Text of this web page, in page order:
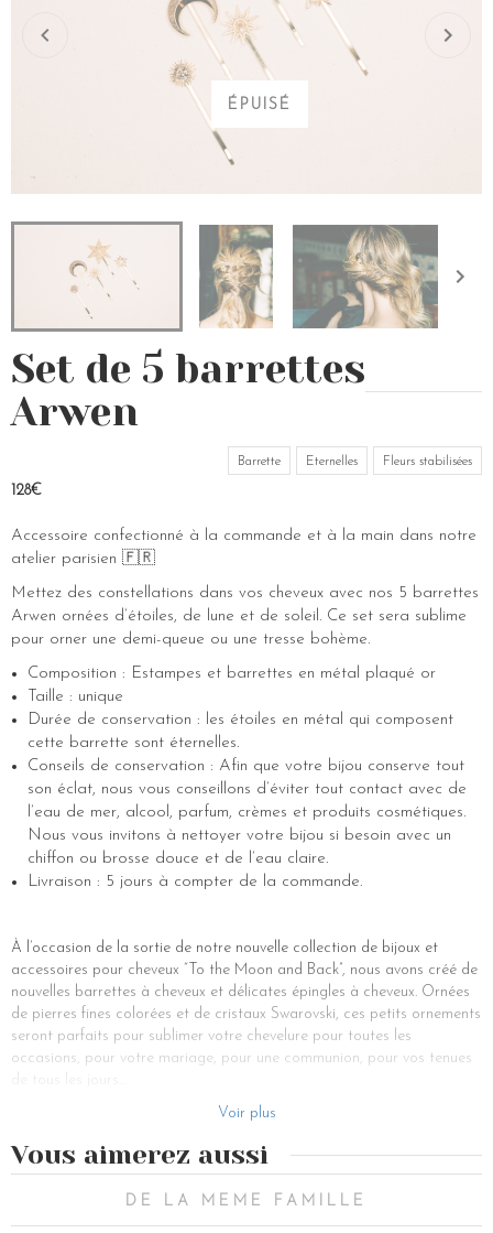
ÉPUISÉ
Set de 5 barrettes
Arwen
Barrette Eternelles Fleurs stabilisées
128€
Accessoire confectionné à la commande et à la main dans notre
atelier parisien 🇫🇷
Mettez des constellations dans vos cheveux avec nos 5 barrettes
Arwen ornées d’étoiles, de lune et de soleil. Ce set sera sublime
pour orner une demi-queue ou une tresse bohème.
Composition : Estampes et barrettes en métal plaqué or
Taille : unique
Durée de conservation : les étoiles en métal qui composent
cette barrette sont éternelles.
Conseils de conservation : Afin que votre bijou conserve tout
son éclat, nous vous conseillons d’éviter tout contact avec de
l’eau de mer, alcool, parfum, crèmes et produits cosmétiques.
Nous vous invitons à nettoyer votre bijou si besoin avec un
chiffon ou brosse douce et de l’eau claire.
Livraison : 5 jours à compter de la commande.
À l’occasion de la sortie de notre nouvelle collection de bijoux et
accessoires pour cheveux “To the Moon and Back”, nous avons créé de
nouvelles barrettes à cheveux et délicates épingles à cheveux. Ornées
de pierres fines colorées et de cristaux Swarovski, ces petits ornements
seront parfaits pour sublimer votre chevelure pour toutes les
occasions, pour votre mariage, pour une communion, pour vos tenues
Notre set Arwen est composé de 5 épingles à chignon en métal doré
vous permettra de coiffer de différentes façons votre chevelure, que
vous ayez les cheveux longs ou les cheveux courts, qu’ils soient
attachés ou non. Voici quelques idées de coiffures que vous pourrez
agrémenter de notre accessoire pour cheveux Arwen.
Voir plus
Vous aimerez aussi
DE LA MEME FAMILLE